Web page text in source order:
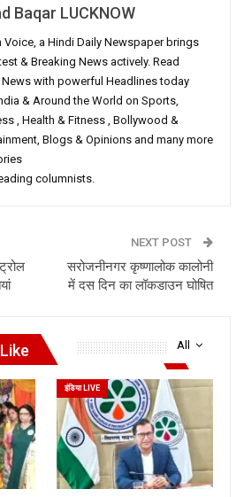
Baqar LUCKNOW
Voice, a Hindi Daily Newspaper brings
& Breaking News actively. Read
with powerful Headlines today
& Around the World on Sports,
, Health & Fitness , Bollywood &
Blogs & Opinions and many more
columnists.
NEXT POST
सरोजनीनगर कृष्णालोक कालोनी
में दस दिन का लॉकडाउन घोषित
All
इंडिया LIVE